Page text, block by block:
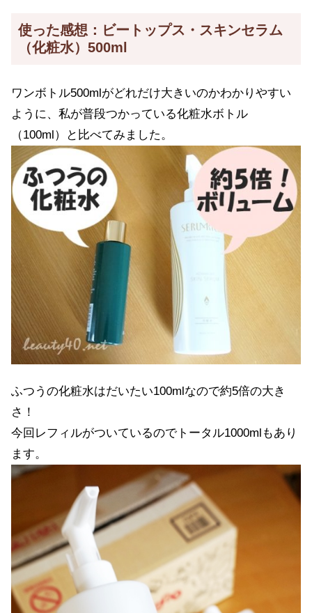
使った感想：ビートップス・スキンセラム
（化粧水）500ml
ワンボトル500mlがどれだけ大きいのかわかりやすい
ように、私が普段つかっている化粧水ボトル
（100ml）と比べてみました。
ふつうの化粧水はだいたい100mlなので約5倍の大き
さ！
今回レフィルがついているのでトータル1000mlもあり
ます。